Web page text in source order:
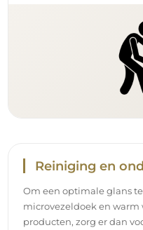
Reiniging en
Om een optimale glans
microvezeldoek en warm
producten, zorg er dan